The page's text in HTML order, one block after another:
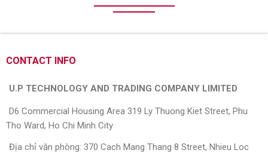
CONTACT INFO
U.P TECHNOLOGY AND TRADING COMPANY LIMITED
D6 Commercial Housing Area 319 Ly Thuong Kiet Street, Phu
Tho Ward, Ho Chi Minh City
Địa chỉ văn phòng: 370 Cach Mang Thang 8 Street, Nhieu Loc